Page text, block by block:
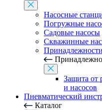
Насосные
Погружные
Садовые насосы
Скважинные
Защита от
и насосов
Пневматический
Каталог